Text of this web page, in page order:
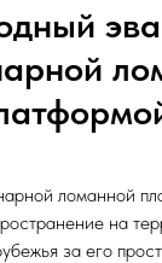
ломанной
на
за его